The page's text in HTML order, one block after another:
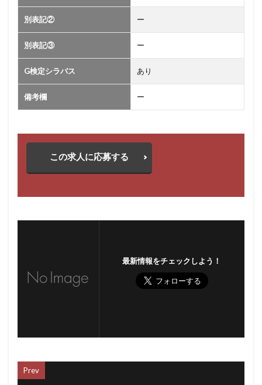
別表記② ー
別表記③ ー
G検定シラバス あり
備考欄 ー
この求人に応募する
最新情報をチェックしよう！
Prev